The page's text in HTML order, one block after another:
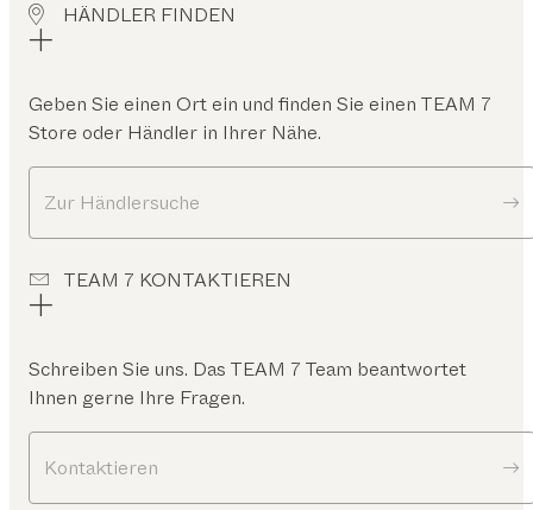
HÄNDLER FINDEN
Geben Sie einen Ort ein und finden Sie einen TEAM 7
Store oder Händler in Ihrer Nähe.
Zur Händlersuche
TEAM 7 KONTAKTIEREN
Schreiben Sie uns. Das TEAM 7 Team beantwortet
Ihnen gerne Ihre Fragen.
Kontaktieren